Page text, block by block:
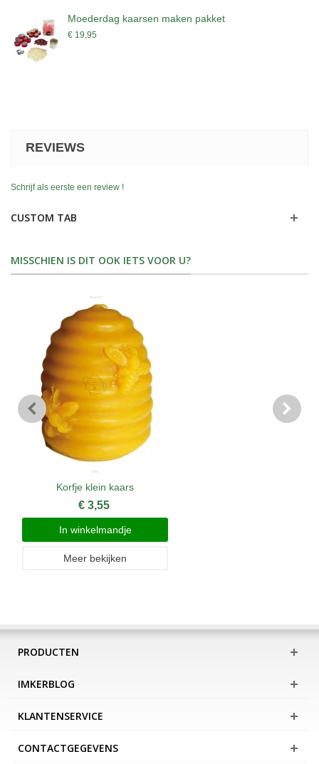
Moederdag kaarsen maken pakket
€ 19,95
REVIEWS
Schrijf als eerste een review !
CUSTOM TAB
MISSCHIEN IS DIT OOK IETS VOOR U?
Korfje klein kaars
€ 3,55
In winkelmandje
Meer bekijken
PRODUCTEN
IMKERBLOG
KLANTENSERVICE
CONTACTGEGEVENS